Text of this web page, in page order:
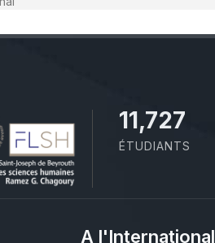
11,727
ÉTUDIANTS
A l'International